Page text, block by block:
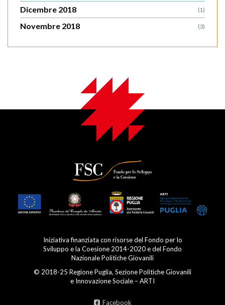
Dicembre 2018 (1)
Novembre 2018 (3)
Iniziativa finanziata con risorse del Fondo per lo
Sviluppo e la Coesione 2014-2020 e del Fondo
Nazionale Politiche Giovanili
© 2018-25 Regione Puglia, Sezione Politiche Giovanili
e Innovazione Sociale – ARTI
Facebook